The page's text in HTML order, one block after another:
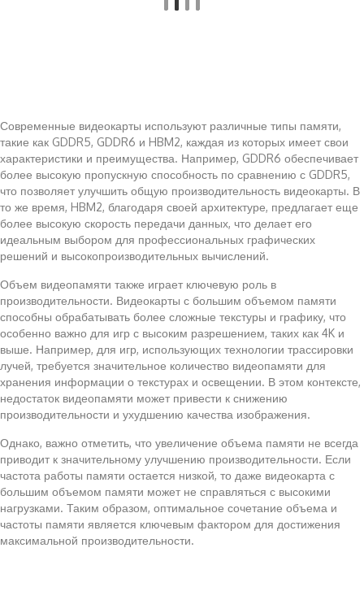
Современные видеокарты используют различные типы памяти,
такие как GDDR5, GDDR6 и HBM2, каждая из которых имеет свои
характеристики и преимущества. Например, GDDR6 обеспечивает
более высокую пропускную способность по сравнению с GDDR5,
что позволяет улучшить общую производительность видеокарты. В
то же время, HBM2, благодаря своей архитектуре, предлагает еще
более высокую скорость передачи данных, что делает его
идеальным выбором для профессиональных графических
решений и высокопроизводительных вычислений.
Объем видеопамяти также играет ключевую роль в
производительности. Видеокарты с большим объемом памяти
способны обрабатывать более сложные текстуры и графику, что
особенно важно для игр с высоким разрешением, таких как 4K и
выше. Например, для игр, использующих технологии трассировки
лучей, требуется значительное количество видеопамяти для
хранения информации о текстурах и освещении. В этом контексте,
недостаток видеопамяти может привести к снижению
производительности и ухудшению качества изображения.
Однако, важно отметить, что увеличение объема памяти не всегда
приводит к значительному улучшению производительности. Если
частота работы памяти остается низкой, то даже видеокарта с
большим объемом памяти может не справляться с высокими
нагрузками. Таким образом, оптимальное сочетание объема и
частоты памяти является ключевым фактором для достижения
максимальной производительности.